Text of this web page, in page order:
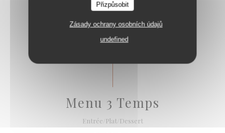
Přizpůsobit
Zásady ochrany osobních údajů
undefined
41,00 EUR
Menu 3 Temps
Entrée/Plat/Dessert